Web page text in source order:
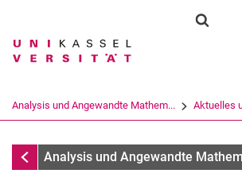
Suchbegriff
Suchen (öffnet
Analysis und Angewandte Mathem... Aktuelles
Aktuelles und Veranstaltungen
Analysis und Angewandte